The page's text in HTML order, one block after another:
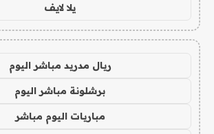
يلا لايف
ريال مدريد مباشر اليوم
برشلونة مباشر اليوم
مباريات اليوم مباشر